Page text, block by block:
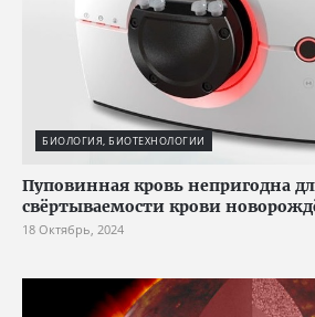
БИОЛОГИЯ, БИОТЕХНОЛОГИИ
Пуповинная кровь непригодна
свёртываемости крови
18 Октябрь, 2024